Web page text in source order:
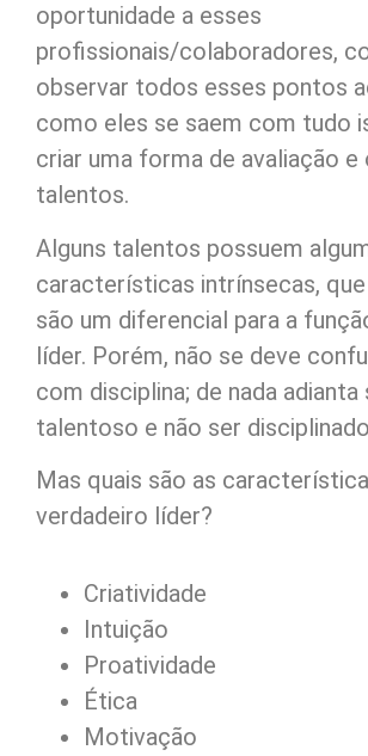
oportunidade a esses
profissionais/colaboradores,
observar todos esses pontos
como eles se saem com tudo
criar uma forma de avaliação e
talentos.
Alguns talentos possuem
características intrínsecas,
são um diferencial para a
líder. Porém, não se deve
com disciplina; de nada adianta
talentoso e não ser
Mas quais são as
verdadeiro líder?
Criatividade
Intuição
Proatividade
Ética
Motivação